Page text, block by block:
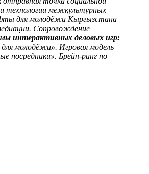
технологии межкультурных
для молодёжи Кыргызстана –
Сопровождение
интерактивных деловых игр:
молодёжи». Игровая модель
посредники». Брейн-ринг по